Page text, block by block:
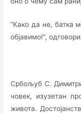
”Како да не, батка
објавимо!”,
Србољуб С.
човек, изузетан
живота.